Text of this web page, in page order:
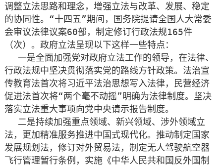
调整立法思路和理念，增强立法与改革、发展、稳定
的协同性。“十四五”期间，国务院提请全国人大常委
会审议法律议案60部，制定修订行政法规165件
（次）。政府立法呈现以下这样一些特点：
一是全面加强党对政府立法工作的领导，在法律、
行政法规中坚决贯彻落实党的路线方针政策。法治宣
传教育法首次将习近平法治思想写入法律，民营经济
促进法首次将“两个毫不动摇”明确为法律制度。坚决
落实立法重大事项向党中央请示报告制度。
二是持续加强重点领域、新兴领域、涉外领域立
法，更加精准服务推进中国式现代化。推动制定国家
发展规划法，修订对外贸易法，制定无人驾驶航空器
飞行管理暂行条例，实施《中华人民共和国反外国制